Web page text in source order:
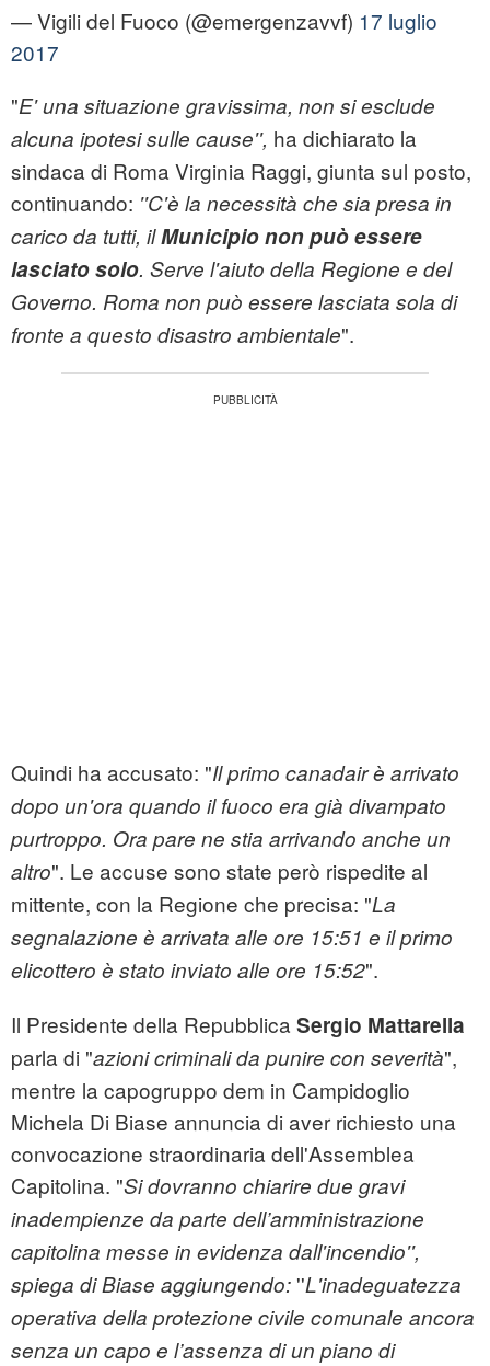
— Vigili del Fuoco (@emergenzavvf) 17 luglio
2017
"E' una situazione gravissima, non si esclude
alcuna ipotesi sulle cause'', ha dichiarato la
sindaca di Roma Virginia Raggi, giunta sul posto,
continuando: ''C'è la necessità che sia presa in
carico da tutti, ilMunicipio non può essere
lasciato solo. Serve l'aiuto della Regione e del
Governo. Roma non può essere lasciata sola di
fronte a questo disastro ambientale".
Quindi ha accusato: "Il primo canadair è arrivato
dopo un'ora quando il fuoco era già divampato
purtroppo. Ora pare ne stia arrivando anche un
altro". Le accuse sono state però rispedite al
mittente, con la Regione che precisa: "La
segnalazione è arrivata alle ore 15:51 e il primo
elicottero è stato inviato alle ore 15:52".
Il Presidente della Repubblica Sergio Mattarella
parla di "azioni criminali da punire con severità",
mentre la capogruppo dem in Campidoglio
Michela Di Biase annuncia di aver richiesto una
convocazione straordinaria dell'Assemblea
Capitolina. "Si dovranno chiarire due gravi
inadempienze da parte dell’amministrazione
capitolina messe in evidenza dall'incendio'',
spiega di Biase aggiungendo: ''L'inadeguatezza
operativa della protezione civile comunale ancora
senza un capo e l’assenza di un piano di